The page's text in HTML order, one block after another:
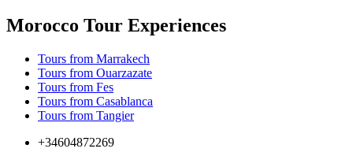
Morocco Tour Experiences
Tours from Marrakech
Tours from Ouarzazate
Tours from Fes
Tours from Casablanca
Tours from Tangier
+34604872269